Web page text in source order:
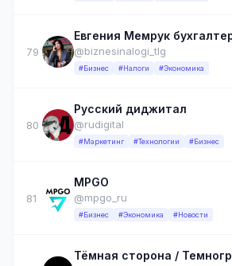
79
Евгения Мемрук
@biznesinalogi_tlg
#Бизнес #Налоги #Экономика
80
Русский диджитал
@rudigital
#Маркетинг #Технологии #Бизнес
81
MPGO
@mpgo_ru
#Бизнес #Экономика #Новости
Тёмная сторона /